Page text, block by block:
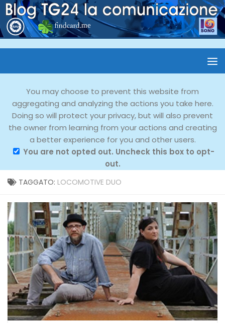
You may choose to prevent this website from
aggregating and analyzing the actions you take here.
Doing so will protect your privacy, but will also prevent
the owner from learning from your actions and creating
a better experience for you and other users.
You are not opted out. Uncheck this box to opt-
out.
TAGGATO: LOCOMOTIVE DUO